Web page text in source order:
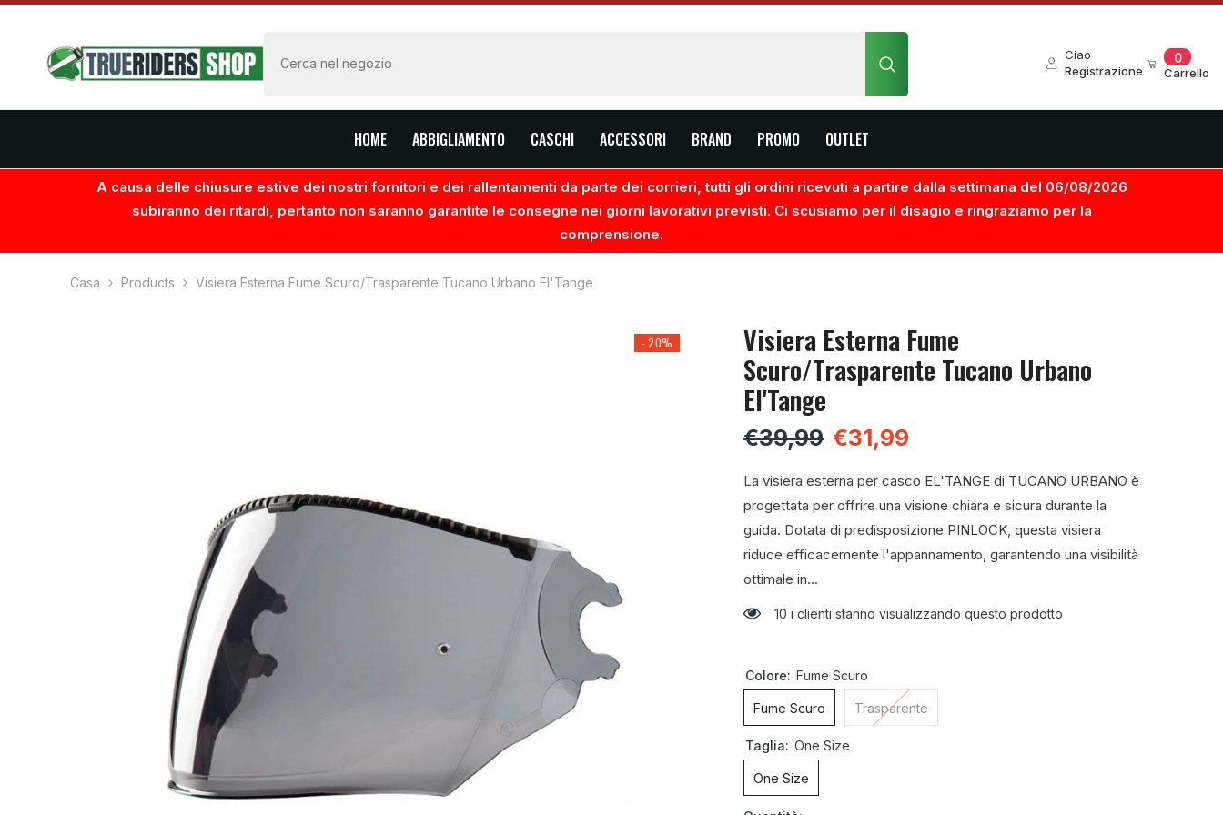
VAI AL CONTENUTO
00
Carrello
Ciao
Registrazione
HOME ABBIGLIAMENTO CASCHI ACCESSORI BRAND PROMO OUTLET
A causa delle chiusure estive dei nostri fornitori e dei rallentamenti da parte dei corrieri, tutti gli ordini ricevuti a partire dalla settimana del 06/08/2026
subiranno dei ritardi, pertanto non saranno garantite le consegne nei giorni lavorativi previsti. Ci scusiamo per il disagio e ringraziamo per la
comprensione.
Casa Products Visiera Esterna Fume Scuro/Trasparente Tucano Urbano El'Tange
- 20%
Visiera Esterna Fume
Scuro/Trasparente Tucano Urbano
El'Tange
€39,99 €31,99
La visiera esterna per casco EL'TANGE di TUCANO URBANO è
progettata per offrire una visione chiara e sicura durante la
guida. Dotata di predisposizione PINLOCK, questa visiera
riduce efficacemente l'appannamento, garantendo una visibilità
ottimale in...
10 i clienti stanno visualizzando questo prodotto
Colore: Fume Scuro
Fume Scuro Trasparente
Taglia: One Size
One Size